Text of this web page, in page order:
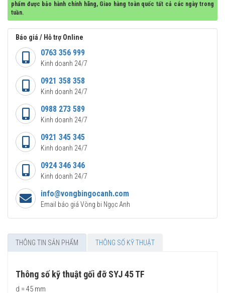
phẩm được bảo hành chính hãng, Giao hàng toàn quốc tất cả các ngày trong
tuần.
Báo giá / Hỗ trợ Online
0763 356 999
Kinh doanh 24/7
0921 358 358
Kinh doanh 24/7
0988 273 589
Kinh doanh 24/7
0921 345 345
Kinh doanh 24/7
0924 346 346
Kinh doanh 24/7
info@vongbingocanh.com
Email báo giá Vòng bi Ngọc Anh
THÔNG TIN SẢN PHẨM THÔNG SỐ KỸ THUẬT
Thông số kỹ thuật gối đỡ SYJ 45 TF
d = 45 mm